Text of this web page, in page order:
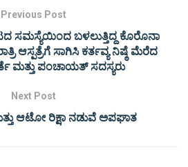
Previous Post
ಸಮಸ್ಯೆಯಿಂದ ಬಳಲುತ್ತಿದ್ದ ಕೊರೊನಾ
ಆಸ್ಪತ್ರೆಗೆ ಸಾಗಿಸಿ ಕರ್ತವ್ಯ ನಿಷ್ಠೆ ಮೆರೆದ
ಮತ್ತು ಪಂಚಾಯತ್ ಸದಸ್ಯರು
Next Post
ಆಟೋ ರಿಕ್ಷಾ ನಡುವೆ ಅಪಘಾತ